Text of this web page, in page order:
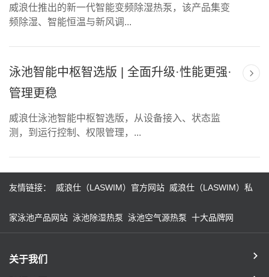
威浪仕推出的新一代智能变频除湿热泵，该产品集变
频除湿、智能恒温与新风调...
泳池智能中枢智选版 | 全面升级·性能更强·
管理更稳
威浪仕泳池智能中枢智选版，从设备接入、状态监
测，到运行控制、权限管理，...
友情链接： 威浪仕（LASWIM）官方网站 威浪仕（LASWIM）私
家泳池产品网站 泳池除湿热泵 泳池空气源热泵 十大品牌网
关于我们